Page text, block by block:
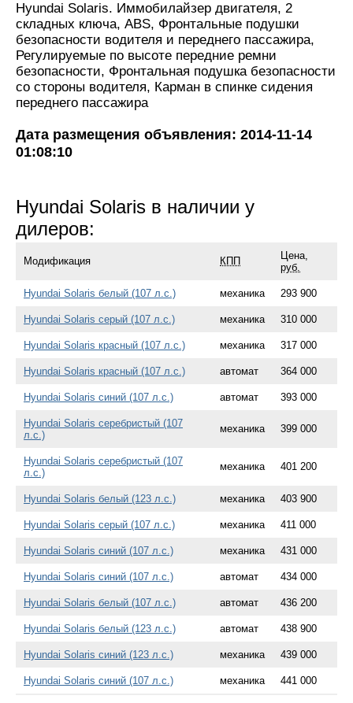
Hyundai Solaris. Иммобилайзер двигателя, 2
складных ключа, ABS, Фронтальные подушки
безопасности водителя и переднего пассажира,
Регулируемые по высоте передние ремни
безопасности, Фронтальная подушка безопасности
со стороны водителя, Карман в спинке сидения
переднего пассажира
Дата размещения объявления: 2014-11-14
01:08:10
Hyundai Solaris в наличии у
дилеров:
Модификация КПП
Цена,
руб.
Hyundai Solaris белый (107 л.с.) механика 293 900
Hyundai Solaris серый (107 л.с.) механика 310 000
Hyundai Solaris красный (107 л.с.) механика 317 000
Hyundai Solaris красный (107 л.с.) автомат 364 000
Hyundai Solaris синий (107 л.с.) автомат 393 000
Hyundai Solaris серебристый (107
л.с.)
механика 399 000
Hyundai Solaris серебристый (107
л.с.)
механика 401 200
Hyundai Solaris белый (123 л.с.) механика 403 900
Hyundai Solaris серый (107 л.с.) механика 411 000
Hyundai Solaris синий (107 л.с.) механика 431 000
Hyundai Solaris синий (107 л.с.) автомат 434 000
Hyundai Solaris белый (107 л.с.) автомат 436 200
Hyundai Solaris белый (123 л.с.) автомат 438 900
Hyundai Solaris синий (123 л.с.) механика 439 000
Hyundai Solaris синий (107 л.с.) механика 441 000